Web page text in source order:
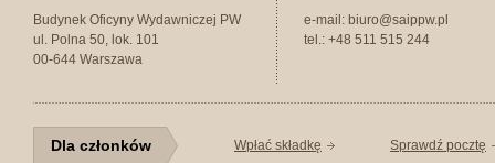
Budynek Oficyny Wydawniczej PW
ul. Polna 50, lok. 101
00-644 Warszawa
e-mail: biuro@saippw.pl
tel.: +48 511 515 244
Dla członków Wpłać składkę Sprawdź pocztę